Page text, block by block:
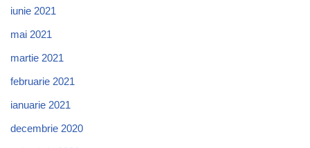
iunie 2021
mai 2021
martie 2021
februarie 2021
ianuarie 2021
decembrie 2020